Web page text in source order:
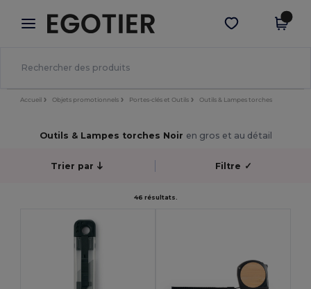
× Appli Egotier
Meilleurs prix sur l’app !
Obtenir l'appli
Accueil Objets promotionnels Portes-clés et Outils Outils & Lampes torches
Outils & Lampes torches Noir en gros et au détail
Trier par Filtre ✓
46 résultats.